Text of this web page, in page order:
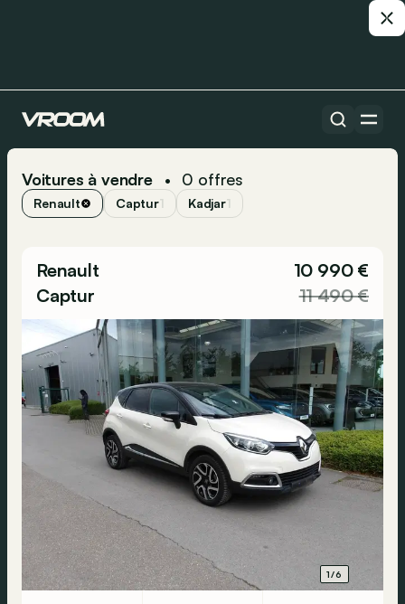
Voitures à vendre • 0 offres
Renault Captur1 Kadjar1
Renault
Captur
10 990 €
11 490 €
1/6